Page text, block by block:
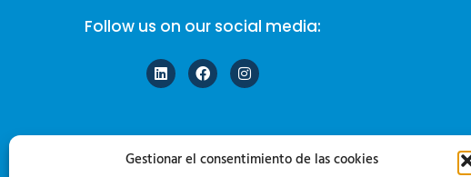
Gestionar el consentimiento de las cookies
Follow us on our social media: